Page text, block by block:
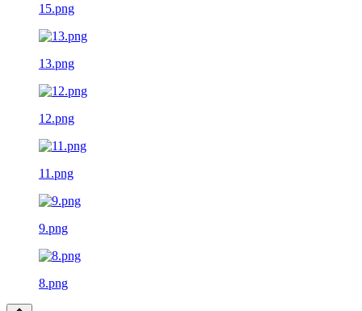
15.png
13.png
12.png
11.png
9.png
8.png